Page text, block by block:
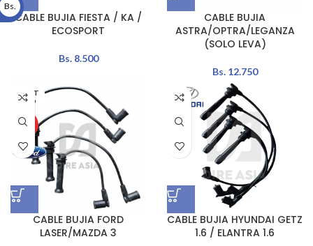
CABLE BUJIA FIESTA / KA /
ECOSPORT
Bs.8.500
CABLE BUJIA
ASTRA/OPTRA/LEGANZA
(SOLO LEVA)
Bs.12.750
AGOT
ADO
HOT
CABLE BUJIA FORD
LASER/MAZDA 3
CABLE BUJIA HYUNDAI GETZ
1.6 / ELANTRA 1.6
Bs.